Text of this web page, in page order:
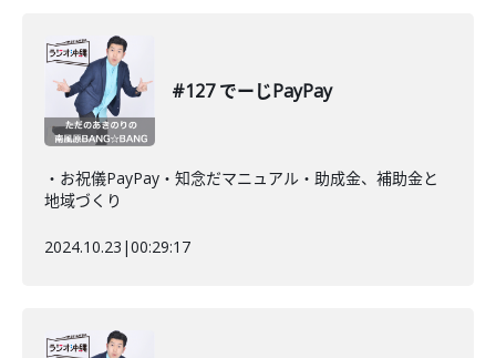
#127 でーじPayPay
・お祝儀PayPay・知念だマニュアル・助成金、補助金と
地域づくり
2024.10.23 |00:29:17